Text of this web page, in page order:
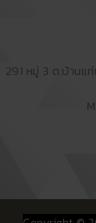
291 หมู่ 3 ต.บ้าน